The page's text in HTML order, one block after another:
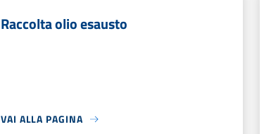
Raccolta olio esausto
VAI ALLA PAGINA